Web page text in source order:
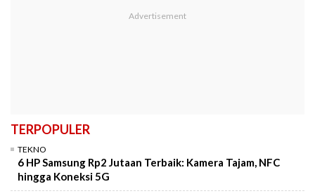
TERPOPULER
TEKNO
6 HP Samsung Rp2 Jutaan Terbaik: Kamera Tajam, NFC
hingga Koneksi 5G